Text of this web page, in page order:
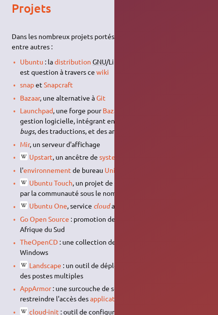
Projets
Dans les nombreux projets portés par
entre autres :
Ubuntu : ladistribution GNU/Linux basée sur
est question à travers ce wiki
snapet Snapcraft
Bazaar, une alternative àGit
Launchpad, une forge pourBazaar
gestion logicielle, intégrant entre autres le traitement des
bugs, des traductions, et des améliorations.
Mir, un serveur d'affichage
Upstart, un ancêtre desystemd
l'environnement de bureau Unity
Ubuntu Touch, un projet de système
par la communauté sous le nom de
Ubuntu One, service cloudabandonné
Go Open Source : promotion des logiciels
Afrique du Sud
TheOpenCD: une collection de logiciels libres pour
Windows
Landscape : un outil de déploiement de logiciels libres sur
des postes multiples
AppArmor: une surcouche de sécurité permettant de
restreindre l'accès desapplications
cloud-init : outil de configuration de systèmes pour